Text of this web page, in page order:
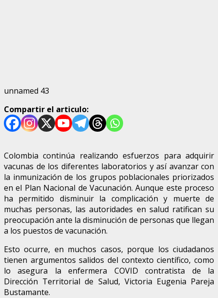
unnamed 43
Compartir el articulo:
Colombia continúa realizando esfuerzos para adquirir
vacunas de los diferentes laboratorios y así avanzar con
la inmunización de los grupos poblacionales priorizados
en el Plan Nacional de Vacunación. Aunque este proceso
ha permitido disminuir la complicación y muerte de
muchas personas, las autoridades en salud ratifican su
preocupación ante la disminución de personas que llegan
a los puestos de vacunación.
Esto ocurre, en muchos casos, porque los ciudadanos
tienen argumentos salidos del contexto científico, como
lo asegura la enfermera COVID contratista de la
Dirección Territorial de Salud, Victoria Eugenia Pareja
Bustamante.